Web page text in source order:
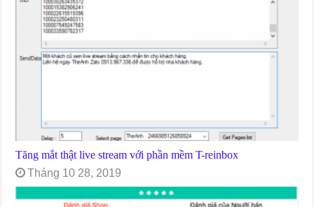
Tăng mắt thật live stream với phần mềm T-reinbox
Tháng 10 28, 2019